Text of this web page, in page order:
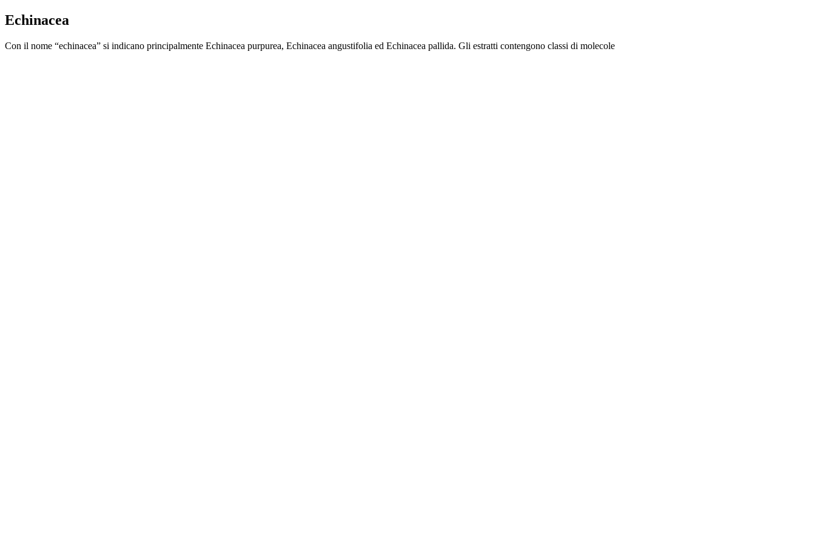
Echinacea
Con il nome “echinacea” si indicano principalmente Echinacea purpurea, Echinacea angustifolia ed Echinacea pallida. Gli estratti contengono classi di molecole